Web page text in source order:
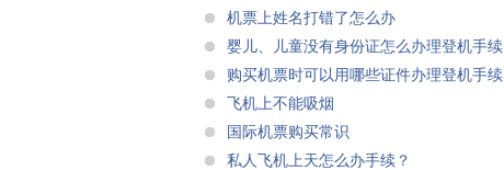
机票上姓名打错了怎么办
婴儿、儿童没有身份证怎么办理登机手续
购买机票时可以用哪些证件办理登机手续
飞机上不能吸烟
国际机票购买常识
私人飞机上天怎么办手续？